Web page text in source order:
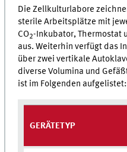
Die Zellkulturlabore
sterile Arbeitsplätze mit
CO2-Inkubator, Thermostat
aus. Weiterhin verfügt das
über zwei vertikale
diverse Volumina und
ist im Folgenden aufgelistet:
GERÄTETYP